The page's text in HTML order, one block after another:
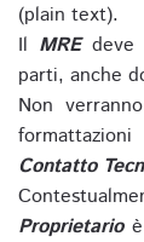
(plain text).
Il MREdeve
parti, anche
Non
Contatto
Proprietarioè